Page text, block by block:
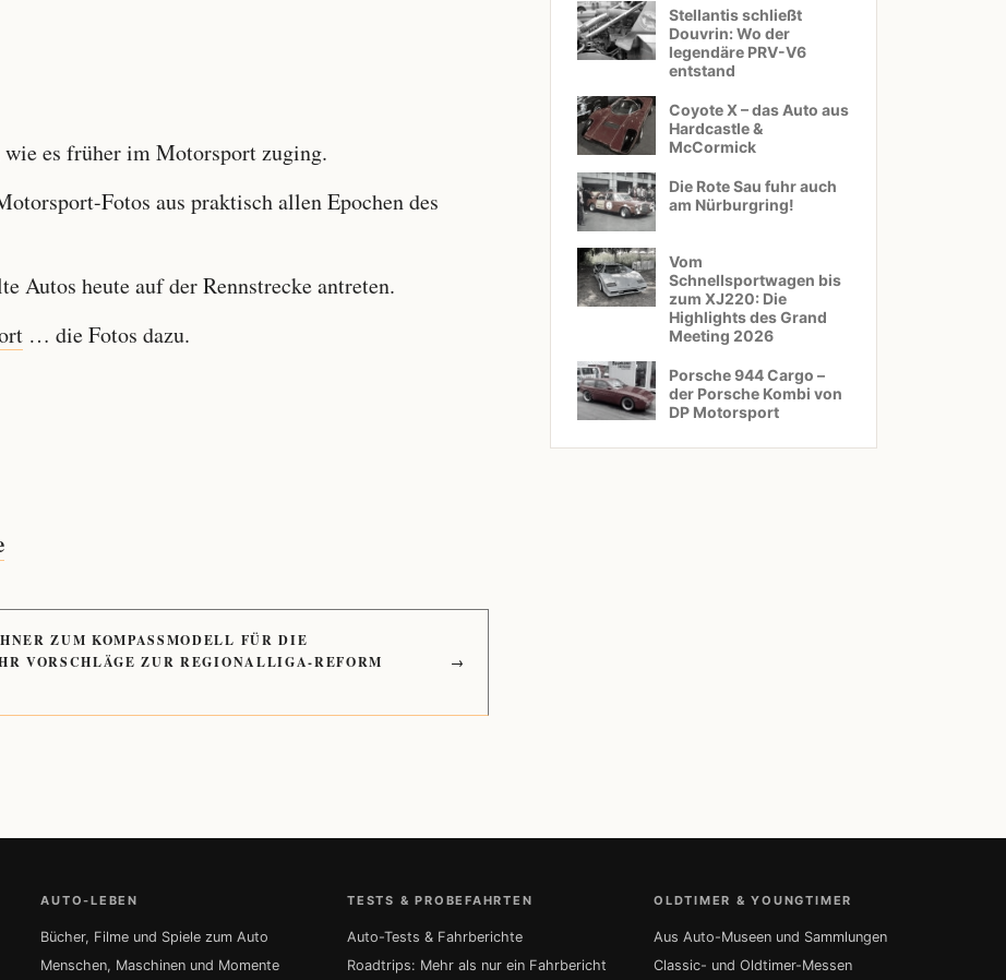
es früher im Motorsport zuging.
Fotos aus praktisch allen Epochen des
Autos heute auf der Rennstrecke antreten.
… die Fotos dazu.
ZUM KOMPASSMODELL FÜR DIE
VORSCHLÄGE ZUR REGIONALLIGA-REFORM
→
Stellantis schließt
Douvrin: Wo der
legendäre PRV-V6
entstand
Coyote X – das Auto aus
Hardcastle &
McCormick
Die Rote Sau fuhr auch
am Nürburgring!
Vom
Schnellsportwagen bis
zum XJ220: Die
Highlights des Grand
Meeting 2026
Porsche 944 Cargo –
der Porsche Kombi von
DP Motorsport
AUTO-LEBEN
Bücher, Filme und Spiele zum Auto
Menschen, Maschinen und Momente
TESTS & PROBEFAHRTEN
Auto-Tests & Fahrberichte
Roadtrips: Mehr als nur ein Fahrbericht
OLDTIMER & YOUNGTIMER
Aus Auto-Museen und Sammlungen
Classic- und Oldtimer-Messen